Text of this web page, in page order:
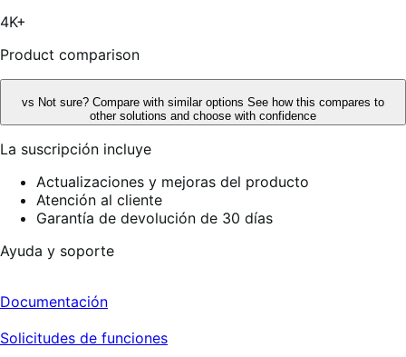
4K+
Product comparison
vs Not sure? Compare with similar options See how this compares to
other solutions and choose with confidence
La suscripción incluye
Actualizaciones y mejoras del producto
Atención al cliente
Garantía de devolución de 30 días
Ayuda y soporte
Documentación
Solicitudes de funciones